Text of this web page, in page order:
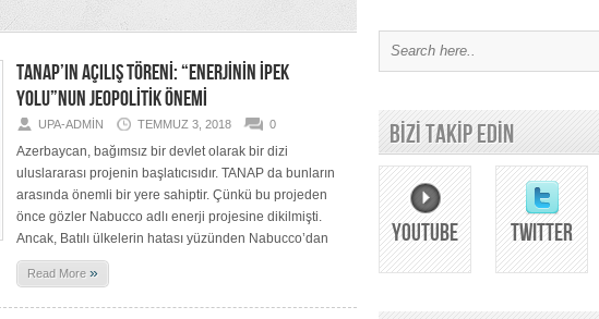
TANAP’IN AÇILIŞ TÖRENİ: “ENERJİNİN İPEK
YOLU”NUN JEOPOLİTİK ÖNEMİ
UPA-ADMIN TEMMUZ 3, 2018 0
Azerbaycan, bağımsız bir devlet olarak bir dizi
uluslararası projenin başlatıcısıdır. TANAP da bunların
arasında önemli bir yere sahiptir. Çünkü bu projeden
önce gözler Nabucco adlı enerji projesine dikilmişti.
Ancak, Batılı ülkelerin hatası yüzünden Nabucco’dan
Read More »
BİZİ TAKİP EDİN
YOUTUBE TWITTER